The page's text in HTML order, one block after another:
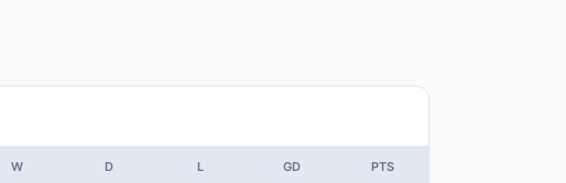
W D L GD PTS